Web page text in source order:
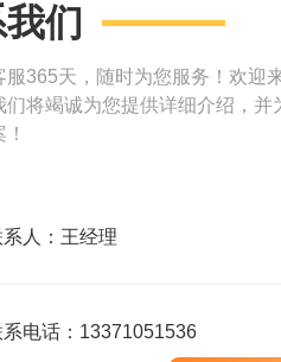
们
服365天，随时为您服务！欢迎
们将竭诚为您提供详细介绍，并
系人：王经理
系电话：13371051536